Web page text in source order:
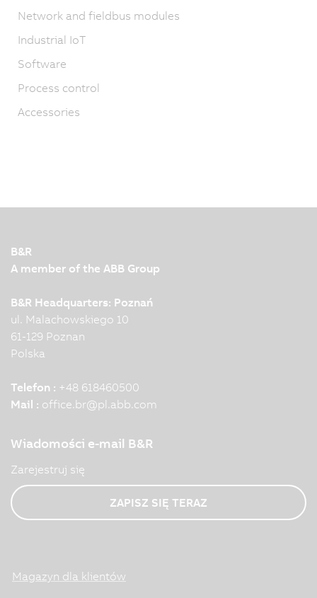
Network and fieldbus modules
Industrial IoT
Software
Process control
Accessories
B&R
A member of the ABB Group
B&R Headquarters: Poznań
ul. Malachowskiego 10
61-129 Poznan
Polska
Telefon : +48 618460500
Mail : office.br@pl.abb.com
Wiadomości e-mail B&R
Zarejestruj się
ZAPISZ SIĘ TERAZ
Magazyn dla klientów